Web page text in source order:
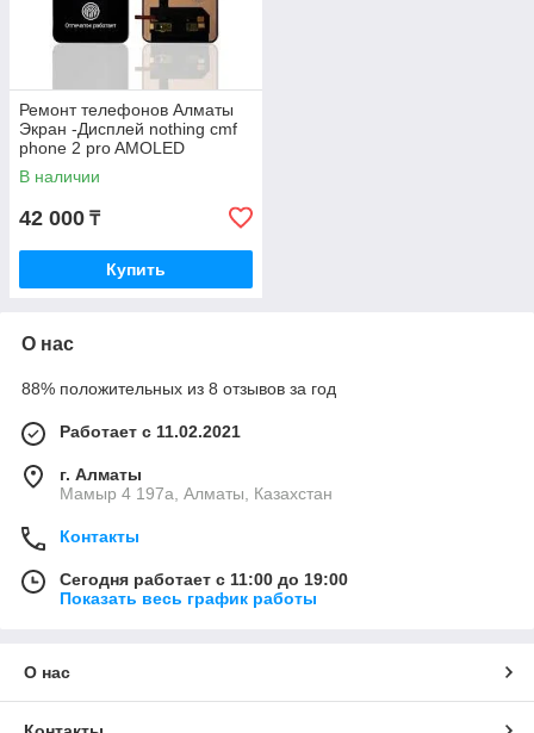
Ремонт телефонов Алматы
Экран -Дисплей nothing cmf
phone 2 pro AMOLED
Оригинал с Гарантией
В наличии
42 000 ₸
Купить
О нас
88% положительных из 8 отзывов за год
Работает с 11.02.2021
г. Алматы
Мамыр 4 197а, Алматы, Казахстан
Контакты
Сегодня работает с 11:00 до 19:00
Показать весь график работы
О нас